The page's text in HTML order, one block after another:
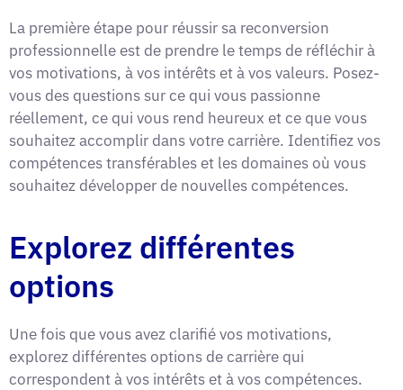
La première étape pour réussir sa reconversion
professionnelle est de prendre le temps de réfléchir à
vos motivations, à vos intérêts et à vos valeurs. Posez-
vous des questions sur ce qui vous passionne
réellement, ce qui vous rend heureux et ce que vous
souhaitez accomplir dans votre carrière. Identifiez vos
compétences transférables et les domaines où vous
souhaitez développer de nouvelles compétences.
Explorez différentes
options
Une fois que vous avez clarifié vos motivations,
explorez différentes options de carrière qui
correspondent à vos intérêts et à vos compétences.